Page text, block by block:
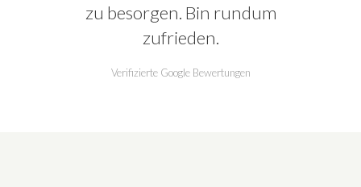
zu besorgen. Bin rundum
zufrieden.
Verifizierte Google Bewertungen